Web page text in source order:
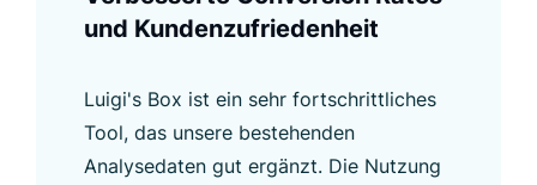
und Kundenzufriedenheit
Luigi's Box ist ein sehr fortschrittliches
Tool, das unsere bestehenden
Analysedaten gut ergänzt. Die Nutzung